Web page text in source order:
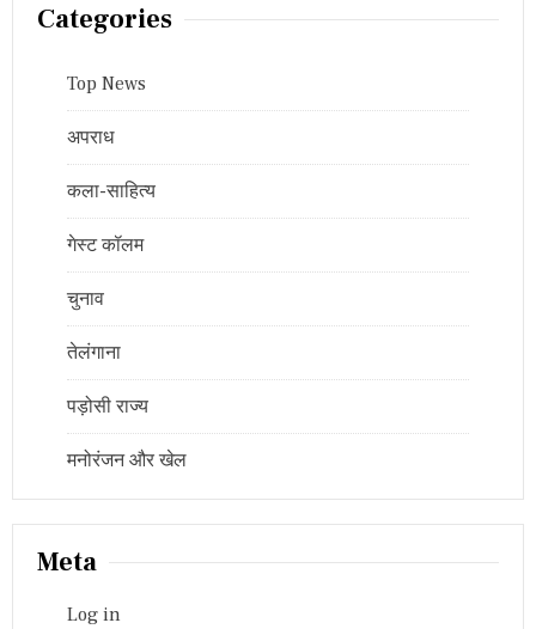
Categories
Top News
अपराध
कला-साहित्य
गेस्ट कॉलम
चुनाव
तेलंगाना
पड़ोसी राज्य
मनोरंजन और खेल
Meta
Log in